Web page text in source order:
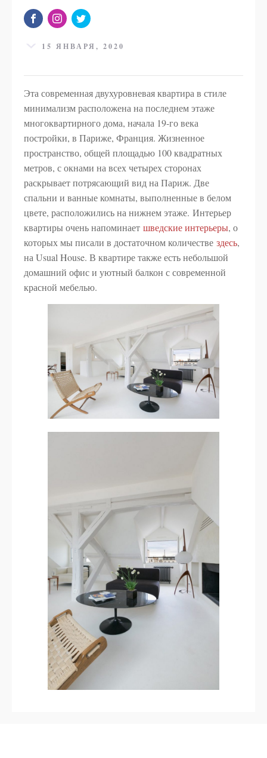
15 ЯНВАРЯ, 2020
Эта современная двухуровневая квартира в стиле
минимализм расположена на последнем этаже
многоквартирного дома, начала 19-го века
постройки, в Париже, Франция. Жизненное
пространство, общей площадью 100 квадратных
метров, с окнами на всех четырех сторонах
раскрывает потрясающий вид на Париж. Две
спальни и ванные комнаты, выполненные в белом
цвете, расположились на нижнем этаже. Интерьер
квартиры очень напоминает шведские интерьеры, о
которых мы писали в достаточном количестве здесь,
на Usual House. В квартире также есть небольшой
домашний офис и уютный балкон с современной
красной мебелью.